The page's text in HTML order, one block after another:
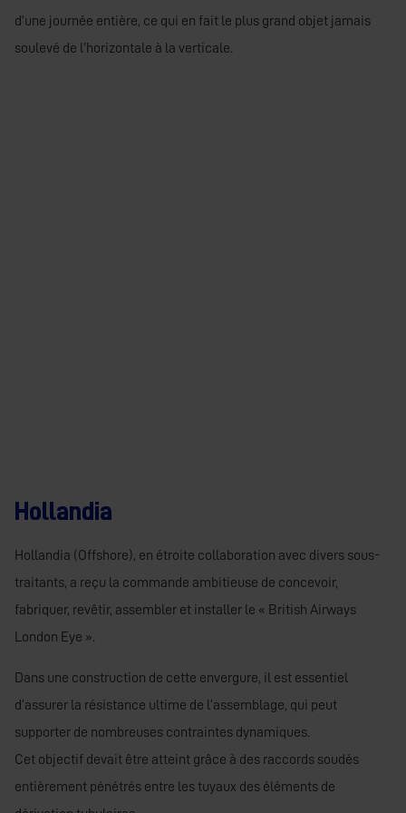
d’une journée entière, ce qui en fait le plus grand objet jamais
soulevé de l’horizontale à la verticale.
Hollandia
Hollandia (Offshore), en étroite collaboration avec divers sous-
traitants, a reçu la commande ambitieuse de concevoir,
fabriquer, revêtir, assembler et installer le « British Airways
London Eye ».
Dans une construction de cette envergure, il est essentiel
d’assurer la résistance ultime de l’assemblage, qui peut
supporter de nombreuses contraintes dynamiques.
Cet objectif devait être atteint grâce à des raccords soudés
entièrement pénétrés entre les tuyaux des éléments de